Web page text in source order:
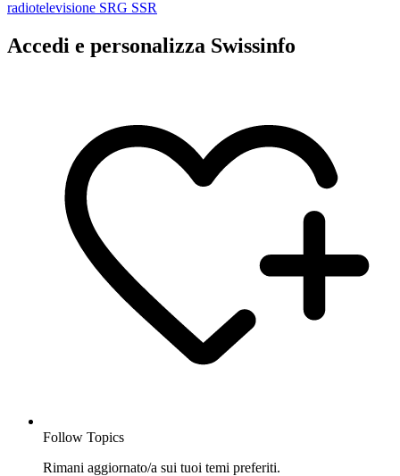
Accedi e personalizza Swissinfo
Follow Topics
Rimani aggiornato/a sui tuoi temi preferiti.